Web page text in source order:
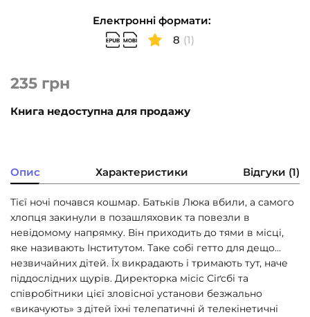
Електронні формати:
8 (1)
235 грн
Книга недоступна для продажу
Опис Характеристики Відгуки (1)
Тієї ночі почався кошмар. Батьків Люка вбили, а самого
хлопця закинули в позашляховик та повезли в
невідомому напрямку. Він приходить до тями в місці,
яке називають Інститутом. Таке собі гетто для дещо…
незвичайних дітей. Їх викрадають і тримають тут, наче
піддослідних щурів. Директорка місіс Сіґсбі та
співробітники цієї зловісної установи безжально
«викачують» з дітей їхні телепатичні й телекінетичні